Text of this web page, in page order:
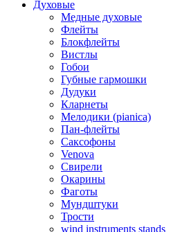
Духовые
Медные духовые
Флейты
Блокфлейты
Вистлы
Гобои
Губные гармошки
Дудуки
Кларнеты
Мелодики (pianica)
Пан-флейты
Саксофоны
Venova
Свирели
Окарины
Фаготы
Мундштуки
Трости
wind instruments stands